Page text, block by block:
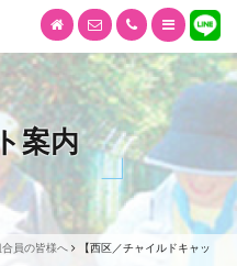
案内
合員の皆様へ
【西区／チャイルドキャッ